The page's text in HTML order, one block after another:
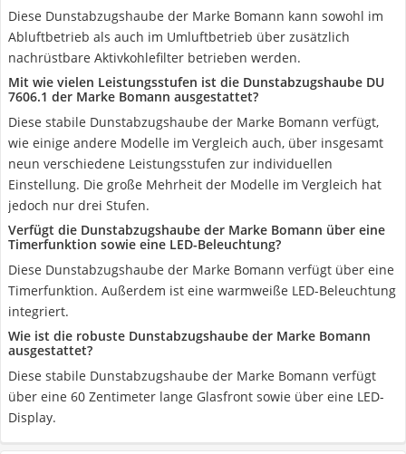
Diese Dunstabzugshaube der Marke Bomann kann sowohl im
Abluftbetrieb als auch im Umluftbetrieb über zusätzlich
nachrüstbare Aktivkohlefilter betrieben werden.
Mit wie vielen Leistungsstufen ist die Dunstabzugshaube DU
7606.1 der Marke Bomann ausgestattet?
Diese stabile Dunstabzugshaube der Marke Bomann verfügt,
wie einige andere Modelle im Vergleich auch, über insgesamt
neun verschiedene Leistungsstufen zur individuellen
Einstellung. Die große Mehrheit der Modelle im Vergleich hat
jedoch nur drei Stufen.
Verfügt die Dunstabzugshaube der Marke Bomann über eine
Timerfunktion sowie eine LED-Beleuchtung?
Diese Dunstabzugshaube der Marke Bomann verfügt über eine
Timerfunktion. Außerdem ist eine warmweiße LED-Beleuchtung
integriert.
Wie ist die robuste Dunstabzugshaube der Marke Bomann
ausgestattet?
Diese stabile Dunstabzugshaube der Marke Bomann verfügt
über eine 60 Zentimeter lange Glasfront sowie über eine LED-
Display.